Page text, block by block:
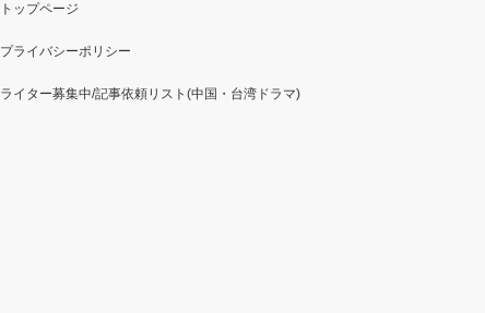
トップページ
プライバシーポリシー
ライター募集中/記事依頼リスト(中国・台湾ドラマ)